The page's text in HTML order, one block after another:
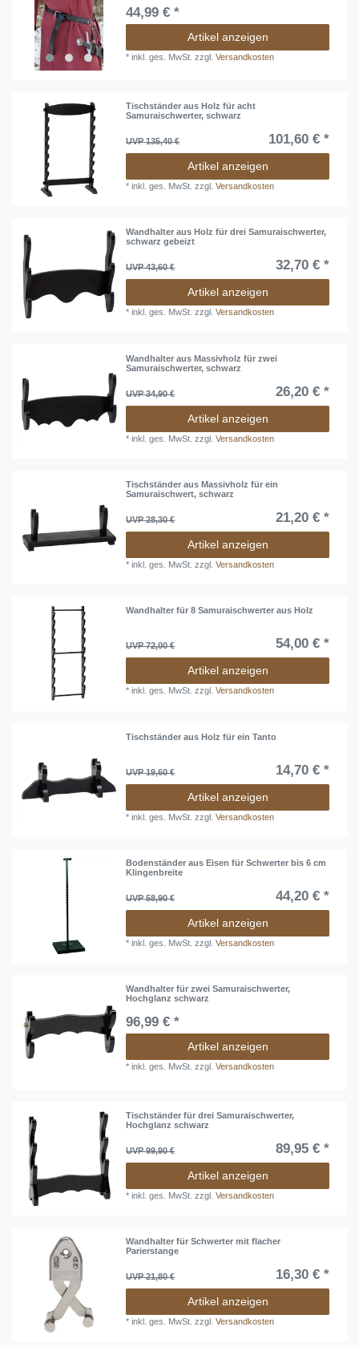
44,99 € *
Artikel anzeigen
*inkl. ges. MwSt. zzgl.Versandkosten
Tischständer aus Holz für acht
Samuraischwerter, schwarz
UVP 135,40 € 101,60 € *
Artikel anzeigen
*inkl. ges. MwSt. zzgl.Versandkosten
Wandhalter aus Holz für drei Samuraischwerter,
schwarz gebeizt
UVP 43,60 € 32,70 € *
Artikel anzeigen
*inkl. ges. MwSt. zzgl.Versandkosten
Wandhalter aus Massivholz für zwei
Samuraischwerter, schwarz
UVP 34,90 € 26,20 € *
Artikel anzeigen
*inkl. ges. MwSt. zzgl.Versandkosten
Tischständer aus Massivholz für ein
Samuraischwert, schwarz
UVP 28,30 € 21,20 € *
Artikel anzeigen
*inkl. ges. MwSt. zzgl.Versandkosten
Wandhalter für 8 Samuraischwerter aus Holz
UVP 72,00 € 54,00 € *
Artikel anzeigen
*inkl. ges. MwSt. zzgl.Versandkosten
Tischständer aus Holz für ein Tanto
UVP 19,60 € 14,70 € *
Artikel anzeigen
*inkl. ges. MwSt. zzgl.Versandkosten
Bodenständer aus Eisen für Schwerter bis 6 cm
Klingenbreite
UVP 58,90 € 44,20 € *
Artikel anzeigen
*inkl. ges. MwSt. zzgl.Versandkosten
Wandhalter für zwei Samuraischwerter,
Hochglanz schwarz
96,99 € *
Artikel anzeigen
*inkl. ges. MwSt. zzgl.Versandkosten
Tischständer für drei Samuraischwerter,
Hochglanz schwarz
UVP 99,90 € 89,95 € *
Artikel anzeigen
*inkl. ges. MwSt. zzgl.Versandkosten
Wandhalter für Schwerter mit flacher
Parierstange
UVP 21,80 € 16,30 € *
Artikel anzeigen
*inkl. ges. MwSt. zzgl.Versandkosten